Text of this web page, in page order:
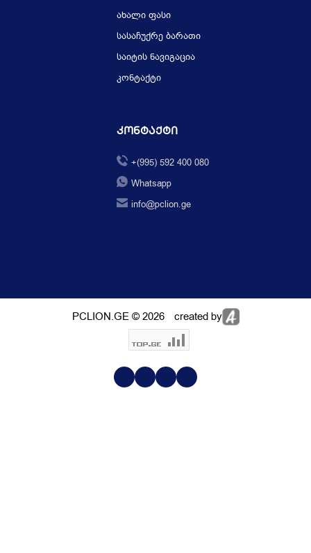
ახალი ფასი
სასაჩუქრე ბარათი
საიტის ნავიგაცია
კონტაქტი
Კონტაქტი
+(995) 592 400 080
Whatsapp
info@pclion.ge
PCLION.GE © 2026 created by